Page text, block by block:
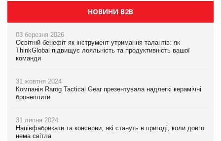
НОВИНИ B2B
03 березня 2026
Освітній бенефіт як інструмент утримання талантів: як
ThinkGlobal підвищує лояльність та продуктивність вашої
команди
31 жовтня 2024
Компанія Rarog Tactical Gear презентувала надлегкі керамічні
бронеплити
31 липня 2024
Напівфабрикати та консерви, які стануть в пригоді, коли довго
нема світла